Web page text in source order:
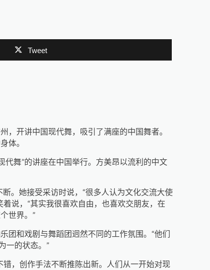
Tweet
开讲中国现代舞，吸引了满座的中国舞者。
体。
舞”的讲座在中国举行。方美昂以流利的中文
。她接受采访时说，“很多人认为文化交流大使
说，“其实我很喜欢自由，也喜欢交朋友，在
世界。”
团和戏剧与舞蹈团迥然不同的工作氛围。“他们
一的状态。”
，创作手法不断推陈出新。人们从一开始对现